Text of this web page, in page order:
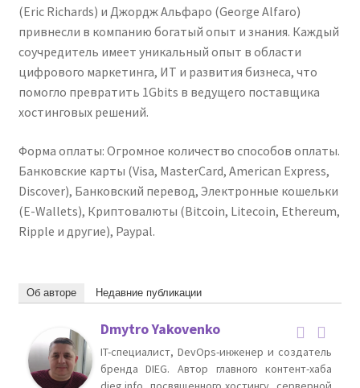
(Eric Richards) и Джордж Альфаро (George Alfaro)
привнесли в компанию богатый опыт и знания. Каждый
соучредитель имеет уникальный опыт в области
цифрового маркетинга, ИТ и развития бизнеса, что
помогло превратить 1Gbits в ведущего поставщика
хостинговых решений.
Форма оплаты: Огромное количество способов оплаты.
Банковские карты (Visa, MasterCard, American Express,
Discover), Банковский перевод, Электронные кошельки
(E-Wallets), Криптовалюты (Bitcoin, Litecoin, Ethereum,
Ripple и другие), Paypal.
Об авторе Недавние публикации
Dmytro Yakovenko
IT-специалист, DevOps-инженер и создатель
бренда DIEG. Автор главного контент-хаба